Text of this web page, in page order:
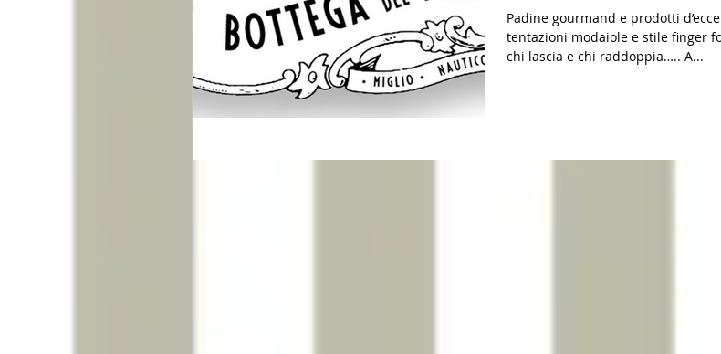
Padine gourmand e prodotti
tentazioni modaiole e stile finger
chi lascia e chi raddoppia….. A...